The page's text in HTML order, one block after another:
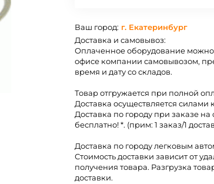
Ваш город: г. Екатеринбург
Доставка и самовывоз:
Оплаченное оборудование можно
офисе компании самовывозом,
время и дату со складов.
Товар отгружается при полной
Доставка осуществляется силами
Доставка по городу при заказе на
бесплатно! *. (прим: 1 заказ/1
Доставка по городу легковым
Стоимость доставки зависит от
получения товара. Разгрузка
доставки.